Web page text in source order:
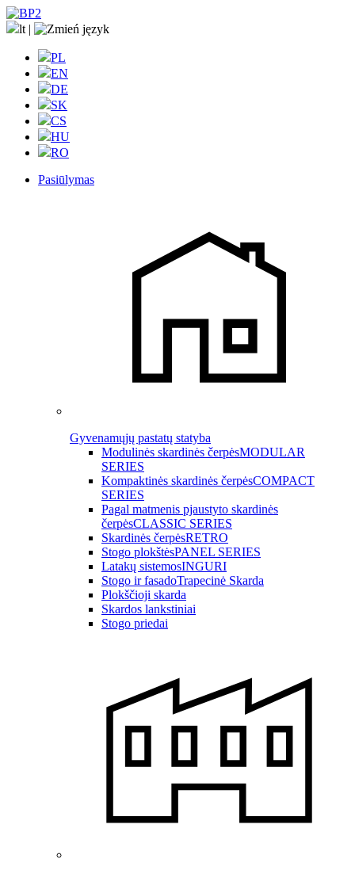
lt |
PL
EN
DE
SK
CS
HU
RO
Pasiūlymas
Gyvenamųjų pastatų statyba
Modulinės skardinės čerpėsMODULAR
SERIES
Kompaktinės skardinės čerpėsCOMPACT
SERIES
Pagal matmenis pjaustyto skardinės
čerpėsCLASSIC SERIES
Skardinės čerpėsRETRO
Stogo plokštėsPANEL SERIES
Latakų sistemosINGURI
Stogo ir fasadoTrapecinė Skarda
Plokščioji skarda
Skardos lankstiniai
Stogo priedai